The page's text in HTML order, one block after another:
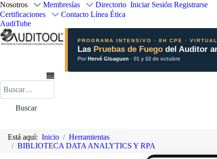
Nosotros Membresías
Directorio
Certificaciones
Contacto Línea Ética
AudiTube
Iniciar Sesión Registrarse
PROGRAMA INTENSIVO · 8H CPE ·
Las Pruebas de Fuego del Auditor
PorHervé Gloaguen · 01 y 02 de octubre
Buscar
Buscar
Está aquí: Inicio
Herramientas
BIBLIOTECA DATA ANALYTICS Y RPA